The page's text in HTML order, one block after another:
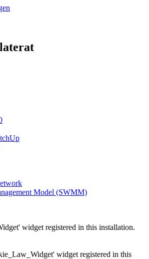
Model (SWMM)
widget registered in this installation.
widget registered in this